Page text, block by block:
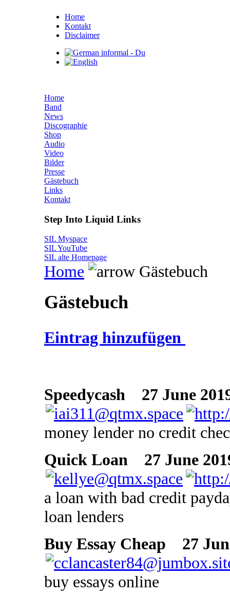
Home
Kontakt
Disclaimer
Home
Band
News
Discographie
Shop
Audio
Video
Bilder
Presse
Gästebuch
Links
Kontakt
Step Into Liquid Links
SIL Myspace
SIL YouTube
SIL alte Homepage
Home Gästebuch
Gästebuch
Eintrag hinzufügen
Speedycash 27 June
money lender no credit
Quick Loan
27 June
a loan with bad credit
loan lenders
Buy Essay Cheap
27
buy essays online